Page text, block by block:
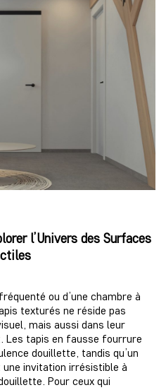
l’Univers des Surfaces
ou d’une chambre à
texturés ne réside pas
mais aussi dans leur
Les tapis en fausse fourrure
douillette, tandis qu’un
invitation irrésistible à
Pour ceux qui